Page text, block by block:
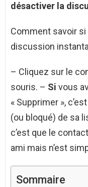
désactiver la
Comment savoir si
discussion
– Cliquez sur le
souris. – Si vous
« Supprimer »,
(ou bloqué) de sa
c’est que le
ami mais n’est
Sommaire